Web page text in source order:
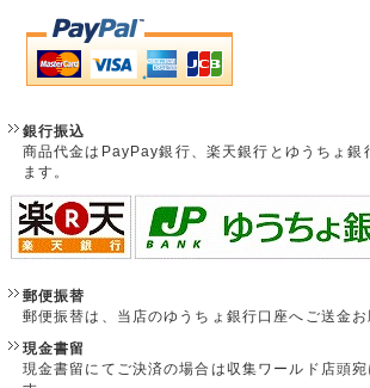
銀行振込
商品代金はPayPay銀行、楽天銀行とゆうちょ銀
ます。
郵便振替
郵便振替は、当店のゆうちょ銀行口座へご送金お
現金書留
現金書留にてご決済の場合は収集ワールド店頭